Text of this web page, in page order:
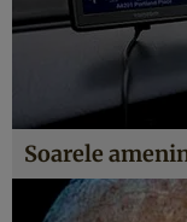
Soarele